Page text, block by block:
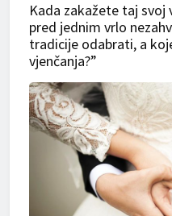
Kada zakažete taj svoj
pred jednim vrlo
tradicije odabrati, a
vjenčanja?”